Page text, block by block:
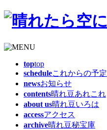
toptop
scheduleこれからの予定
newsお知らせ
contents晴れ豆あれこれ
about us晴れ豆いろは
accessアクセス
archive晴れ豆秘宝庫